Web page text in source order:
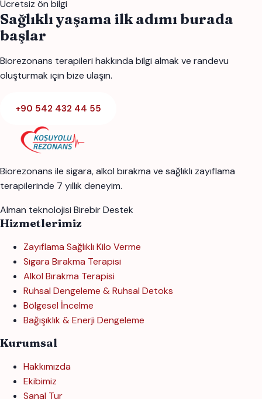
Ücretsiz ön bilgi
Sağlıklı yaşama ilk adımı burada
başlar
Biorezonans terapileri hakkında bilgi almak ve randevu
oluşturmak için bize ulaşın.
+90 542 432 44 55
Biorezonans ile sigara, alkol bırakma ve sağlıklı zayıflama
terapilerinde 7 yıllık deneyim.
Alman teknolojisi Birebir Destek
Hizmetlerimiz
Zayıflama Sağlıklı Kilo Verme
Sigara Bırakma Terapisi
Alkol Bırakma Terapisi
Ruhsal Dengeleme & Ruhsal Detoks
Bölgesel İncelme
Bağışıklık & Enerji Dengeleme
Kurumsal
Hakkımızda
Ekibimiz
Sanal Tur